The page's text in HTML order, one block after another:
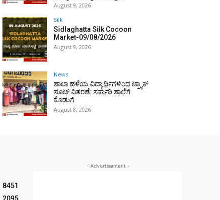
August 9, 2026
Silk
Sidlaghatta Silk Cocoon
Market-09/08/2026
August 9, 2026
News
ಶಾಲಾ ಹಳೆಯ ವಿದ್ಯಾರ್ಥಿಗಳಿಂದ ಟ್ರ್ಯಾಕ್‌
ಸೂಟ್ ವಿತರಣೆ: ಸರ್ಕಾರಿ ಶಾಲೆಗೆ
ಕೊಡುಗೆ
August 8, 2026
8451
- Advertisement -